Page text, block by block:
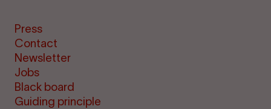
Press
Contact
Newsletter
Jobs
Black board
Guiding principle